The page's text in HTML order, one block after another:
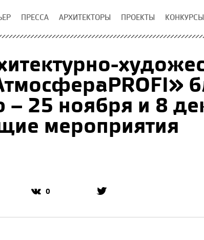
ПРЕССА АРХИТЕКТОРЫ ПРОЕКТЫ КОНКУРСЫ
25 ноября и 8
мероприятия
0